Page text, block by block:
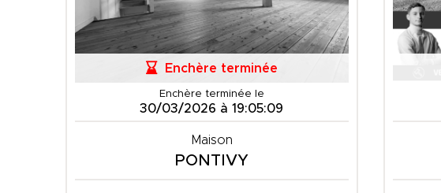
Enchère terminée
Enchère terminée le
30/03/2026 à 19:05:09
Maison
PONTIVY